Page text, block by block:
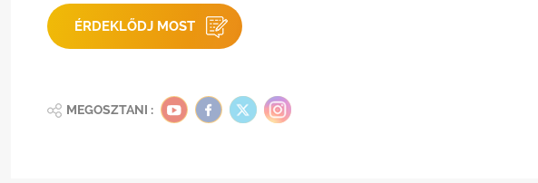
ÉRDEKLŐDJ MOST
MEGOSZTANI :